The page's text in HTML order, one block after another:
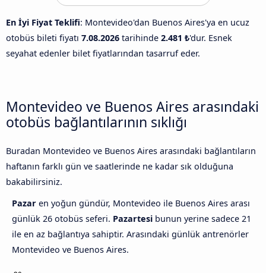
En İyi Fiyat Teklifi: Montevideo'dan Buenos Aires'ya en ucuz
otobüs bileti fiyatı 7.08.2026 tarihinde 2.481 ₺'dur. Esnek
seyahat edenler bilet fiyatlarından tasarruf eder.
Montevideo ve Buenos Aires arasındaki
otobüs bağlantılarının sıklığı
Buradan Montevideo ve Buenos Aires arasındaki bağlantıların
haftanın farklı gün ve saatlerinde ne kadar sık olduğuna
bakabilirsiniz.
Pazar en yoğun gündür, Montevideo ile Buenos Aires arası
günlük 26 otobüs seferi. Pazartesi bunun yerine sadece 21
ile en az bağlantıya sahiptir. Arasındaki günlük antrenörler
Montevideo ve Buenos Aires.